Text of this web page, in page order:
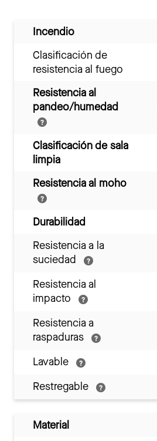
Incendio
Clasificación de
resistencia al fuego
Resistencia al
pandeo/humedad
Clasificación de sala
limpia
Resistencia al moho
Durabilidad
Resistencia a la
suciedad
Resistencia al
impacto
Resistencia a
raspaduras
Lavable
Restregable
Material